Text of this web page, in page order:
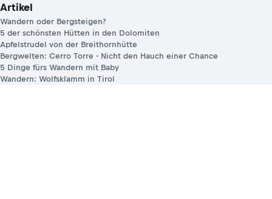
Artikel
Wandern oder Bergsteigen?
5 der schönsten Hütten in den Dolomiten
Apfelstrudel von der Breithornhütte
Bergwelten: Cerro Torre - Nicht den Hauch einer Chance
5 Dinge fürs Wandern mit Baby
Wandern: Wolfsklamm in Tirol